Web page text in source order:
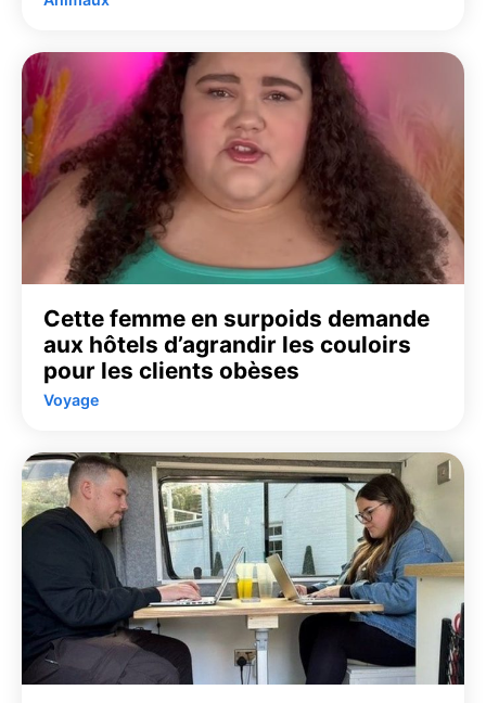
Cette femme en surpoids demande
aux hôtels d’agrandir les couloirs
pour les clients obèses
Voyage